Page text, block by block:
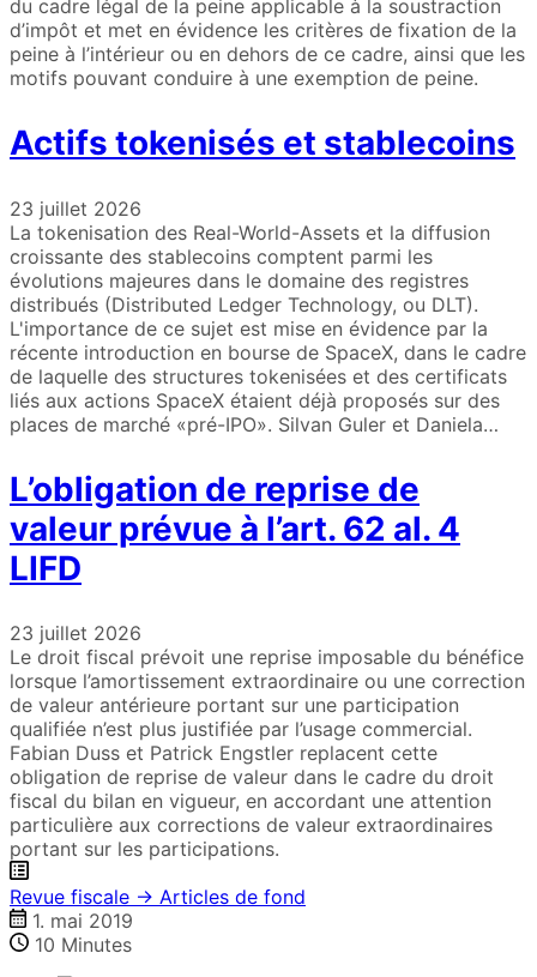
du cadre légal de la peine applicable à la soustraction
d’impôt et met en évidence les critères de fixation de la
peine à l’intérieur ou en dehors de ce cadre, ainsi que les
motifs pouvant conduire à une exemption de peine.
Actifs tokenisés et stablecoins
23 juillet 2026
La tokenisation des Real-World-Assets et la diffusion
croissante des stablecoins comptent parmi les
évolutions majeures dans le domaine des registres
distribués (Distributed Ledger Technology, ou DLT).
L'importance de ce sujet est mise en évidence par la
récente introduction en bourse de SpaceX, dans le cadre
de laquelle des structures tokenisées et des certificats
liés aux actions SpaceX étaient déjà proposés sur des
places de marché «pré-IPO». Silvan Guler et Daniela…
L’obligation de reprise de
valeur prévue à l’art. 62 al. 4
LIFD
23 juillet 2026
Le droit fiscal prévoit une reprise imposable du bénéfice
lorsque l’amortissement extraordinaire ou une correction
de valeur antérieure portant sur une participation
qualifiée n’est plus justifiée par l’usage commercial.
Fabian Duss et Patrick Engstler replacent cette
obligation de reprise de valeur dans le cadre du droit
fiscal du bilan en vigueur, en accordant une attention
particulière aux corrections de valeur extraordinaires
portant sur les participations.
Revue fiscale → Articles de fond
1. mai 2019
10 Minutes